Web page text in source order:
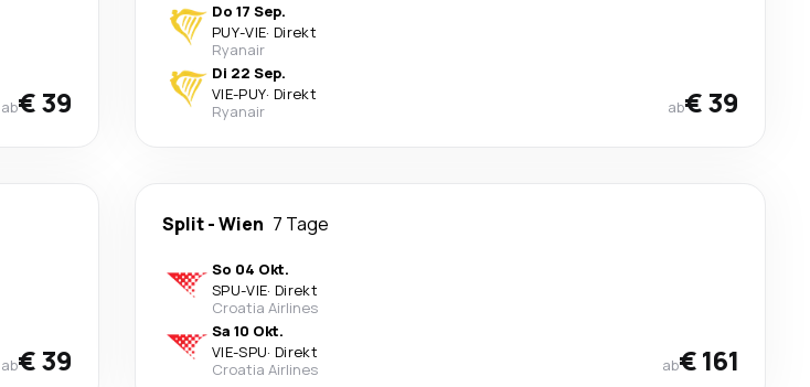
ab€ 39
Do 17 Sep.
PUY-VIE· Direkt
Ryanair
Di 22 Sep.
VIE-PUY· Direkt
Ryanair
ab€ 39
ab€ 39
Split-Wien 7 Tage
So 04 Okt.
SPU-VIE· Direkt
Croatia Airlines
Sa 10 Okt.
VIE-SPU· Direkt
Croatia Airlines
ab€ 161